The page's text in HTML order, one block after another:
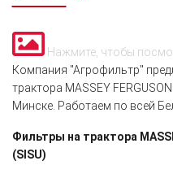
Нажмите, чтобы
Компания "Агрофильтр"
трактора MASSEY
Минске. Работаем по всей
Фильтры на трактора
(SISU)